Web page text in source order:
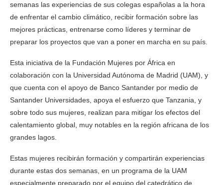
semanas las experiencias de sus colegas españolas a la hora
de enfrentar el cambio climático, recibir formación sobre las
mejores prácticas, entrenarse como líderes y terminar de
preparar los proyectos que van a poner en marcha en su país.
Esta iniciativa de la Fundación Mujeres por África en
colaboración con la Universidad Autónoma de Madrid (UAM), y
que cuenta con el apoyo de Banco Santander por medio de
Santander Universidades, apoya el esfuerzo que Tanzania, y
sobre todo sus mujeres, realizan para mitigar los efectos del
calentamiento global, muy notables en la región africana de los
grandes lagos.
Estas mujeres recibirán formación y compartirán experiencias
durante estas dos semanas, en un programa de la UAM
especialmente preparado por el equipo del catedrático de